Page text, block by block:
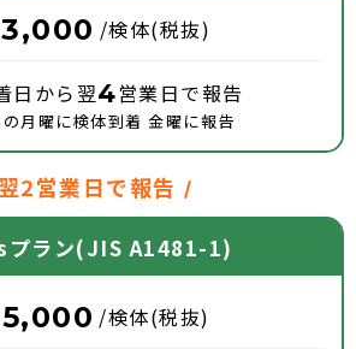
/検体(税抜)
日から翌4営業日で報告
月曜に検体到着 金曜に報告
2営業日で報告
ラン(JIS A1481-1)
/検体(税抜)